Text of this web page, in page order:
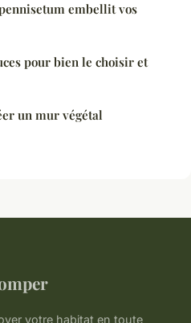
embellit vos
pour bien le choisir et
un mur végétal
votre habitat en toute